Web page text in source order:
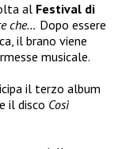
al Festival di
che… Dopo essere
il brano viene
musicale.
il terzo album
il disco Così